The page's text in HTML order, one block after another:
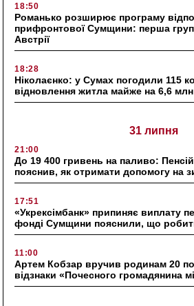
18:50
Романько розширює програму
прифронтової Сумщини: перша
Австрії
18:28
Ніколаєнко: у Сумах погодили 115
відновлення житла майже на 6,6 млн
31 липня
21:00
До 19 400 гривень на паливо:
пояснив, як отримати допомогу на
17:51
«Укрексімбанк» припиняє виплату
фонді Сумщини пояснили, що
11:00
Артем Кобзар вручив родинам 20
відзнаки «Почесного громадянина